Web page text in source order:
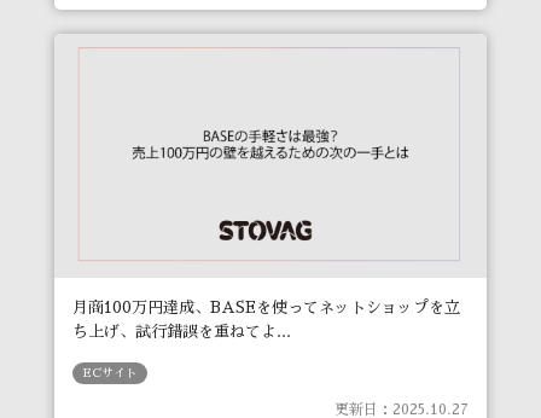
月商100万円達成、BASEを使ってネットショップを立
ち上げ、試行錯誤を重ねてよ...
ECサイト
更新日：2025.10.27